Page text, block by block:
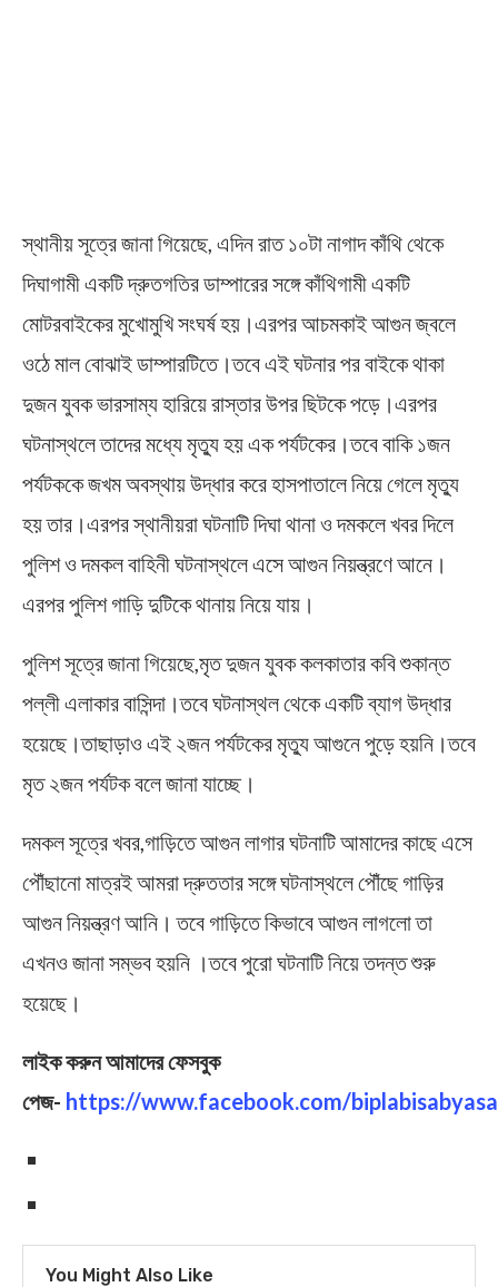
স্থানীয় সূত্রে জানা গিয়েছে, এদিন রাত ১০টা নাগাদ কাঁথি থেকে
দিঘাগামী একটি দ্রুতগতির ডাম্পারের সঙ্গে কাঁথিগামী একটি
মোটরবাইকের মুখোমুখি সংঘর্ষ হয়।এরপর আচমকাই আগুন জ্বলে
ওঠে মাল বোঝাই ডাম্পারটিতে।তবে এই ঘটনার পর বাইকে থাকা
দুজন যুবক ভারসাম্য হারিয়ে রাস্তার উপর ছিটকে পড়ে।এরপর
ঘটনাস্থলে তাদের মধ্যে মৃত্যু হয় এক পর্যটকের।তবে বাকি ১জন
পর্যটককে জখম অবস্থায় উদ্ধার করে হাসপাতালে নিয়ে গেলে মৃত্যু
হয় তার।এরপর স্থানীয়রা ঘটনাটি দিঘা থানা ও দমকলে খবর দিলে
পুলিশ ও দমকল বাহিনী ঘটনাস্থলে এসে আগুন নিয়ন্ত্রণে আনে।
এরপর পুলিশ গাড়ি দুটিকে থানায় নিয়ে যায়।
পুলিশ সূত্রে জানা গিয়েছে,মৃত দুজন যুবক কলকাতার কবি শুকান্ত
পল্লী এলাকার বাসিন্দা।তবে ঘটনাস্থল থেকে একটি ব্যাগ উদ্ধার
হয়েছে।তাছাড়াও এই ২জন পর্যটকের মৃত্যু আগুনে পুড়ে হয়নি।তবে
মৃত ২জন পর্যটক বলে জানা যাচ্ছে।
দমকল সূত্রে খবর,গাড়িতে আগুন লাগার ঘটনাটি আমাদের কাছে এসে
পৌঁছানো মাত্রই আমরা দ্রুততার সঙ্গে ঘটনাস্থলে পৌঁছে গাড়ির
আগুন নিয়ন্ত্রণ আনি। তবে গাড়িতে কিভাবে আগুন লাগলো তা
এখনও জানা সম্ভব হয়নি ।তবে পুরো ঘটনাটি নিয়ে তদন্ত শুরু
হয়েছে।
লাইক করুন আমাদের ফেসবুক
পেজ- https://www.facebook.com/
You Might Also Like